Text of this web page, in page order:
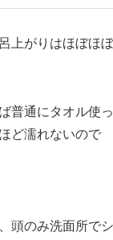
上がりはほぼほ
普通にタオル使
ど濡れないので
頭のみ洗面所で